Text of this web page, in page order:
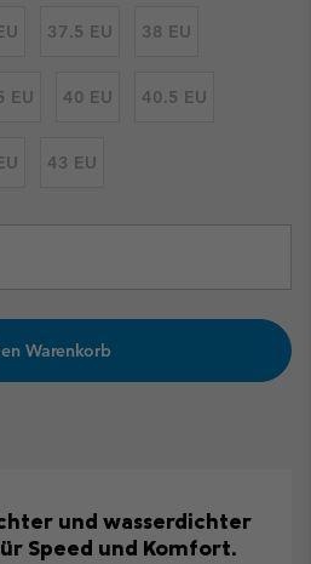
37.5 EU 38 EU
EU 40 EU 40.5 EU
43 EU
Warenkorb
und wasserdichter
Speed und Komfort.